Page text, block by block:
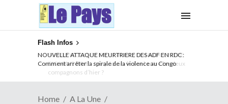
Flash Infos
NOUVELLE ATTAQUE MEURTRIERE DES ADF EN RDC :
Comment arrêter la spirale de la violence au Congo
Home
A La Une